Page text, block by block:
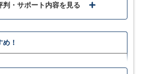
どうしてもミスが発生するリスクが伴いまし
事労務の導入により、この懸念が大幅に解消
したと実感しております。 また、freee会計と
判・サポート内容を見る
！
ムで財務管理や販売管理・年末調